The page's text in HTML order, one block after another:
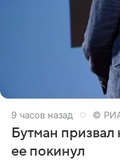
9 часов назад ©
Бутман призвал
ее покинул